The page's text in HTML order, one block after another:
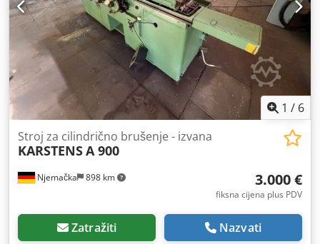
1 / 6
Njemačka 898 km
Stroj za cilindrično brušenje - izvana
KARSTENSA 900
3.000 €
fiksna cijena plus PDV
Zatražiti Nazvati